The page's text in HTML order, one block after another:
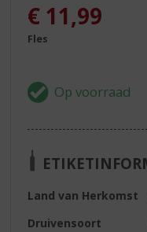
€ 11,99
Fles
Land van Herkomst
Druivensoort